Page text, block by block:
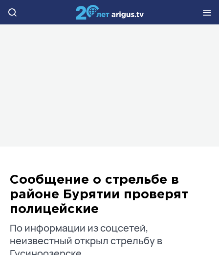
Сообщение о стрельбе в
районе Бурятии проверят
полицейские
По информации из соцсетей,
неизвестный открыл стрельбу в